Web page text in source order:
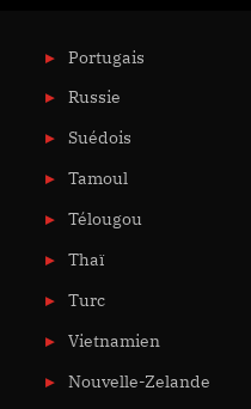
Portugais
Russie
Suédois
Tamoul
Télougou
Thaï
Turc
Vietnamien
Nouvelle-Zelande